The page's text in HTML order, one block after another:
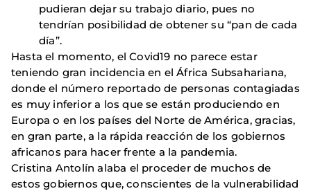
pudieran dejar su trabajo diario, pues no
tendrían posibilidad de obtener su “pan de cada
día”.
Hasta el momento, el Covid19 no parece estar
teniendo gran incidencia en el África Subsahariana,
donde el número reportado de personas contagiadas
es muy inferior a los que se están produciendo en
Europa o en los países del Norte de América, gracias,
en gran parte, a la rápida reacción de los gobiernos
africanos para hacer frente a la pandemia.
Cristina Antolín alaba el proceder de muchos de
estos gobiernos que, conscientes de la vulnerabilidad